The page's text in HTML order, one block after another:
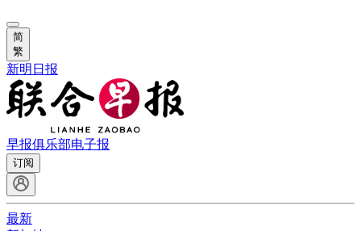
简
繁
新明日报
早报俱乐部电子报
订阅
最新